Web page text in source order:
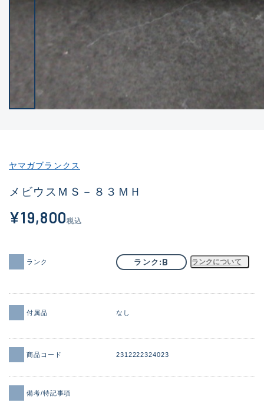
(22013)
(38877)
その他
新商品(2101)
価格
ヤマガブランクス
メビウスＭＳ－８３ＭＨ
¥19,800税込
ランク ランク B ランクについて
付属品 なし
商品コード 2312222324023
備考/特記事項